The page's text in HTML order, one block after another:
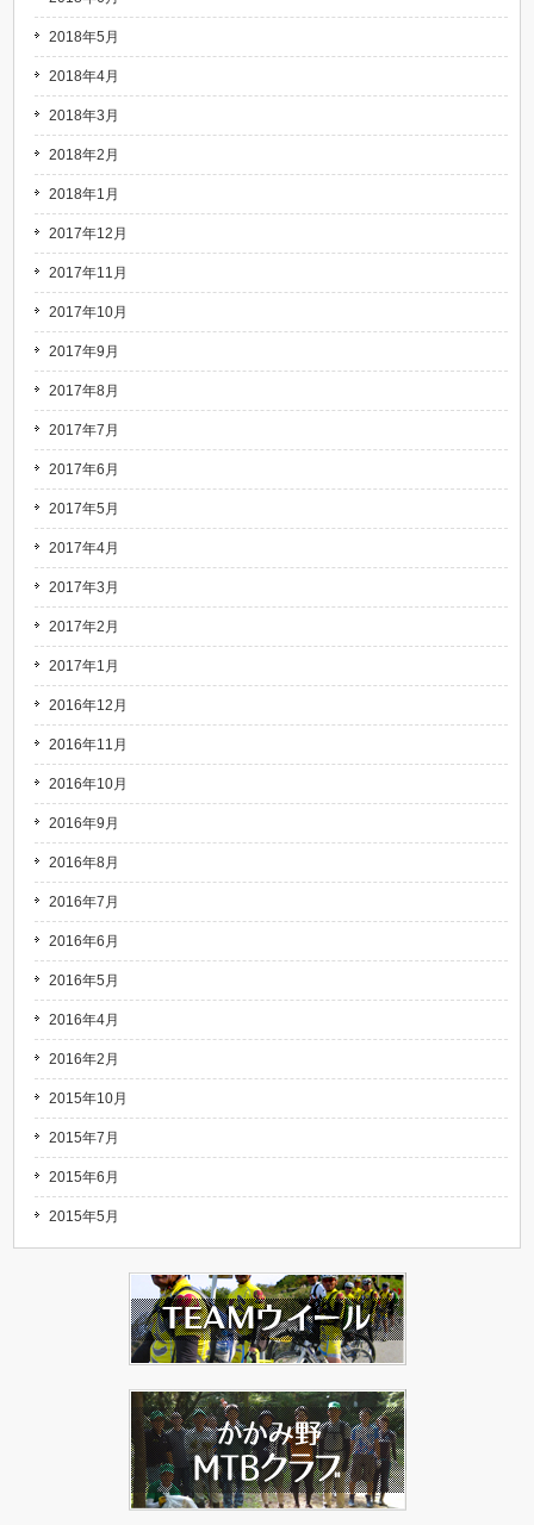
2018年5月
2018年4月
2018年3月
2018年2月
2018年1月
2017年12月
2017年11月
2017年10月
2017年9月
2017年8月
2017年7月
2017年6月
2017年5月
2017年4月
2017年3月
2017年2月
2017年1月
2016年12月
2016年11月
2016年10月
2016年9月
2016年8月
2016年7月
2016年6月
2016年5月
2016年4月
2016年2月
2015年10月
2015年7月
2015年6月
2015年5月